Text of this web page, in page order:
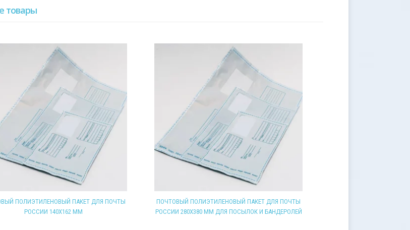
товары
ПОЛИЭТИЛЕНОВЫЙ ПАКЕТ ДЛЯ ПОЧТЫ
РОССИИ 140Х162 ММ
ПОЧТОВЫЙ ПОЛИЭТИЛЕНОВЫЙ ПАКЕТ ДЛЯ ПОЧТЫ
РОССИИ 280Х380 ММ ДЛЯ ПОСЫЛОК И БАНДЕРОЛЕЙ